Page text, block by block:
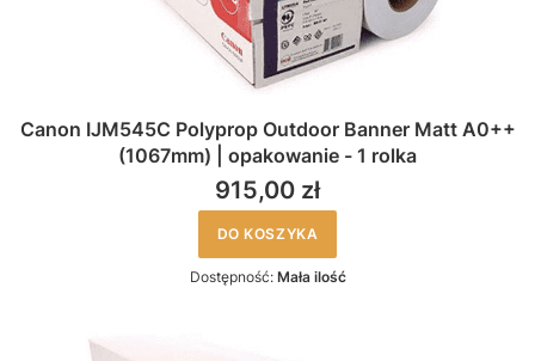
Canon IJM545C Polyprop Outdoor Banner Matt A0++
(1067mm) | opakowanie - 1 rolka
915,00 zł
DO KOSZYKA
Dostępność: Mała ilość